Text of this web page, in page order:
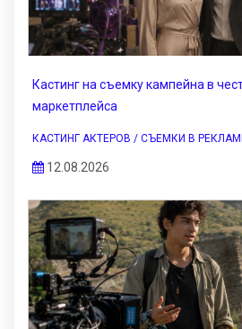
Кастинг на съемку кампейна в
маркетплейса
КАСТИНГ АКТЕРОВ / СЪЕМКИ В
12.08.2026